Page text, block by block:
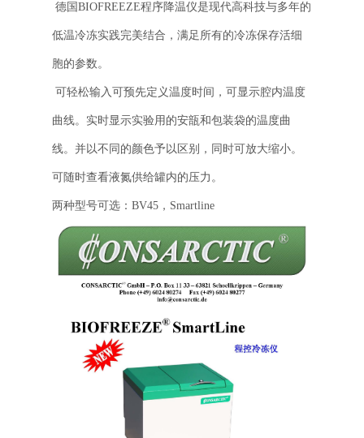
 德国BIOFREEZE程序降温仪是现代高科技与多年的
低温冷冻实践完美结合，满足所有的冷冻保存活细
胞的参数。
 可轻松输入可预先定义温度时间，可显示腔内温度
曲线。实时显示实验用的安瓿和包装袋的温度曲
线。并以不同的颜色予以区别，同时可放大缩小。
可随时查看液氮供给罐内的压力。
两种型号可选：BV45，Smartline